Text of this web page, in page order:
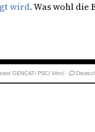
wird.Was wohl die
GENCAT/ PSC/ Vërc/ ·